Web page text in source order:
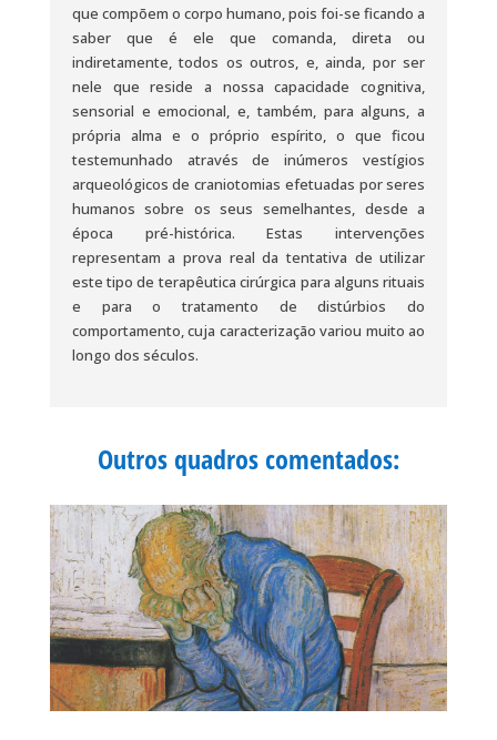
que compõem o corpo humano, pois foi-se ficando a
saber que é ele que comanda, direta ou
indiretamente, todos os outros, e, ainda, por ser
nele que reside a nossa capacidade cognitiva,
sensorial e emocional, e, também, para alguns, a
própria alma e o próprio espírito, o que ficou
testemunhado através de inúmeros vestígios
arqueológicos de craniotomias efetuadas por seres
humanos sobre os seus semelhantes, desde a
época pré-histórica. Estas intervenções
representam a prova real da tentativa de utilizar
este tipo de terapêutica cirúrgica para alguns rituais
e para o tratamento de distúrbios do
comportamento, cuja caracterização variou muito ao
longo dos séculos.
Outros quadros comentados: